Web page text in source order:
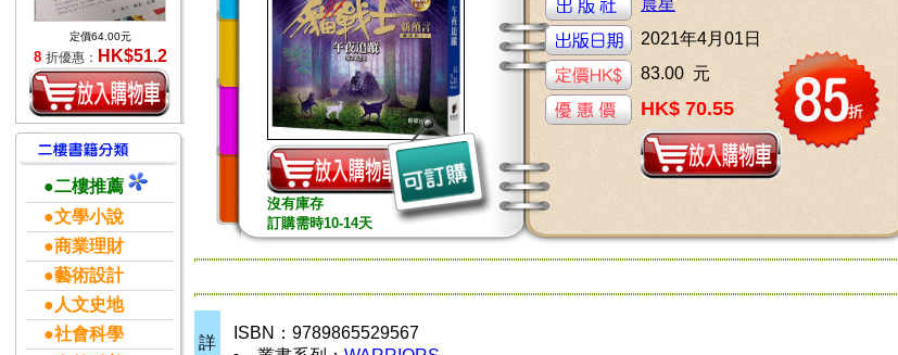
定價64.00元
8 折優惠： HK$51.2
●二樓推薦
●文學小說
●商業理財
●藝術設計
●人文史地
●社會科學
沒有庫存
訂購需時10-14天
晨星
2021年4月01日
83.00 元
HK$ 70.55
詳
ISBN：9789865529567